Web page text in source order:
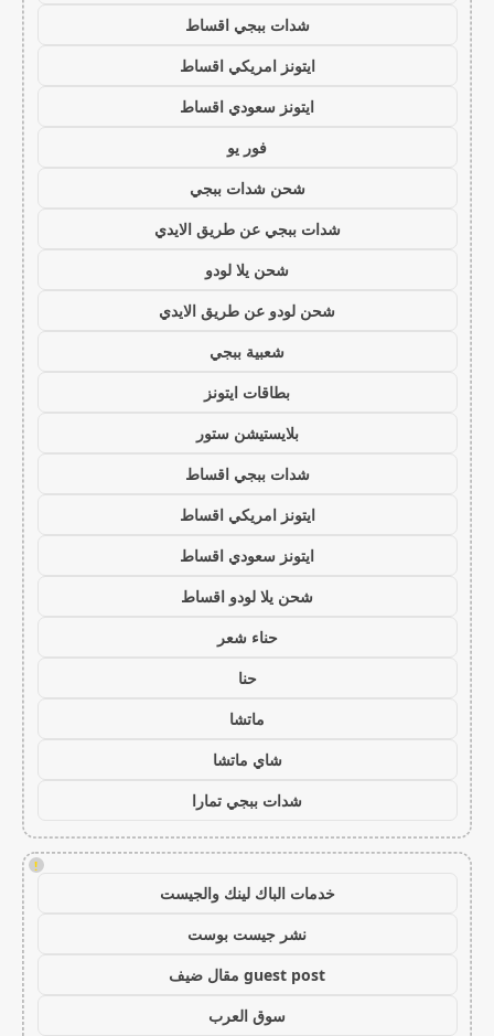
شدات ببجي اقساط
ايتونز امريكي اقساط
ايتونز سعودي اقساط
فور يو
شحن شدات ببجي
شدات ببجي عن طريق الايدي
شحن يلا لودو
شحن لودو عن طريق الايدي
شعبية ببجي
بطاقات ايتونز
بلايستيشن ستور
شدات ببجي اقساط
ايتونز امريكي اقساط
ايتونز سعودي اقساط
شحن يلا لودو اقساط
حناء شعر
حنا
ماتشا
شاي ماتشا
شدات ببجي تمارا
!
خدمات الباك لينك والجيست
نشر جيست بوست
guest post مقال ضيف
سوق العرب